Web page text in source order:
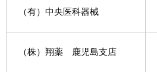
（有）中央医科器械
（株）翔薬 鹿児島支店